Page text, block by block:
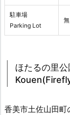
駐車場
Parking Lot
ほたるの里
香美市土佐山田町